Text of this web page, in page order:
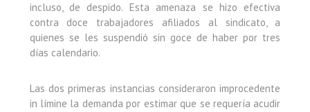
incluso, de despido. Esta amenaza se hizo efectiva
contra doce trabajadores afiliados al sindicato, a
quienes se les suspendió sin goce de haber por tres
días calendario.
Las dos primeras instancias consideraron improcedente
in límine la demanda por estimar que se requería acudir